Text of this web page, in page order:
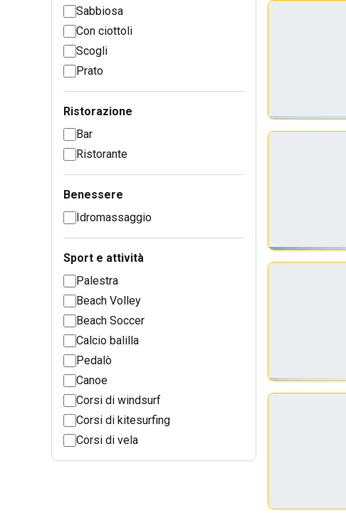
Sabbiosa
Con ciottoli
Scogli
Prato
Ristorazione
Bar
Ristorante
Benessere
Idromassaggio
Sport e attività
Palestra
Beach Volley
Beach Soccer
Calcio balilla
Pedalò
Canoe
Corsi di windsurf
Corsi di kitesurfing
Corsi di vela